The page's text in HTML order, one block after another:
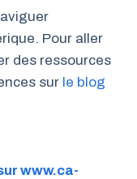
Pour aller
des ressources
sur le blog
www.ca-